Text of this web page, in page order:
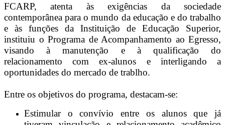
FCARP, atenta às exigências da sociedade
contemporânea para o mundo da educação e do trabalho
e às funções da Instituição de Educação Superior,
instituiu o Programa de Acompanhamento ao Egresso,
visando à manutenção e à qualificação do
relacionamento com ex-alunos e interligando a
oportunidades do mercado de trablho.
Entre os objetivos do programa, destacam-se:
Estimular o convívio entre os alunos que já